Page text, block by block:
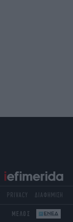
ΜΕΛΟΣ
PRIVACY ΔΙΑΦΗΜΙΣΗ